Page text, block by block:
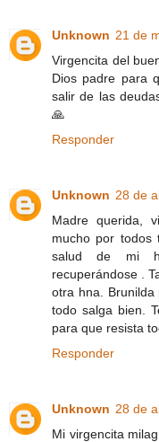
Unknown 21 de
Virgencita del
Dios padre para
salir de las
🙏
Responder
Unknown 28 de
Madre querida,
mucho por todos
salud de mi
recuperándose .
otra hna.
todo salga bien.
para que resista
Responder
Unknown 28 de
Mi virgencita